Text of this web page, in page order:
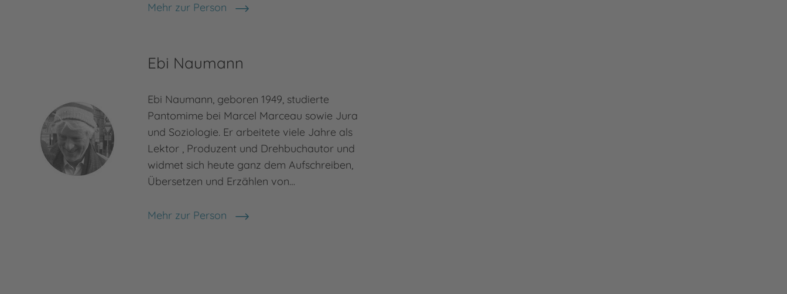
Mehr zur Person
Joëlle Jolivet
Ebi Naumann
Ebi Naumann, geboren 1949, studierte
Pantomime bei Marcel Marceau sowie Jura
und Soziologie. Er arbeitete viele Jahre als
Lektor , Produzent und Drehbuchautor und
widmet sich heute ganz dem Aufschreiben,
Übersetzen und Erzählen von…
Mehr zur Person
Ebi Naumann